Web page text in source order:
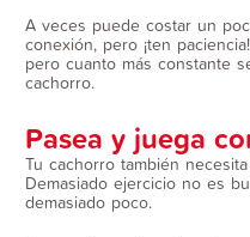
A veces puede costar un
conexión, pero ¡ten
pero cuanto más constante
cachorro.
Pasea y juega
Tu cachorro también
Demasiado ejercicio no es
demasiado poco.